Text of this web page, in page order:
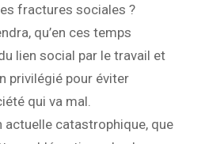
fractures sociales ?
qu’en ces temps
lien social par le travail et
privilégié pour éviter
qui va mal.
actuelle catastrophique, que